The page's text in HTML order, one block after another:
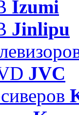
Izumi
Jinlipu
JVC